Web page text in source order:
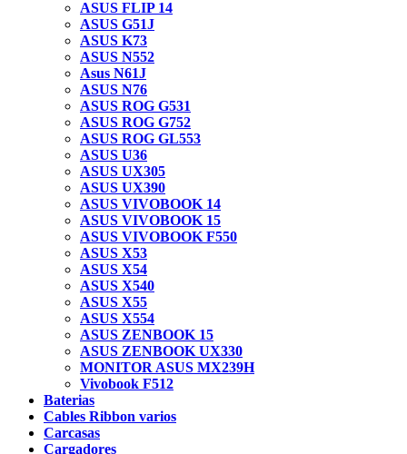
ASUS FLIP 14
ASUS G51J
ASUS K73
ASUS N552
Asus N61J
ASUS N76
ASUS ROG G531
ASUS ROG G752
ASUS ROG GL553
ASUS U36
ASUS UX305
ASUS UX390
ASUS VIVOBOOK 14
ASUS VIVOBOOK 15
ASUS VIVOBOOK F550
ASUS X53
ASUS X54
ASUS X540
ASUS X55
ASUS X554
ASUS ZENBOOK 15
ASUS ZENBOOK UX330
MONITOR ASUS MX239H
Vivobook F512
Baterias
Cables Ribbon varios
Carcasas
Cargadores